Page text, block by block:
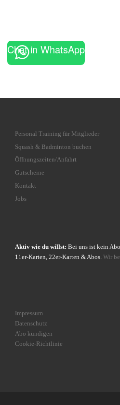
Chat in WhatsApp
Personal Training für Mitglieder
Squash & Badminton buchen
Öffnungszeiten/Anfahrt
Gutscheine
Kontakt
Jobs
Aktiv wie du willst: Bei uns ist kein
11er-Karten, 22er-Karten & Abos. Wir
Impressum
Datenschutz
Abo kündigen
Cookie-Richtlinie